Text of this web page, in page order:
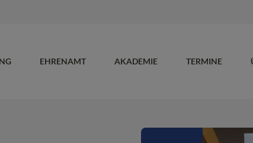
EHRENAMT AKADEMIE TERMINE